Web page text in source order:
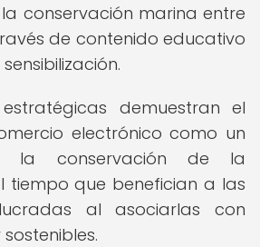
conservación marina entre
de contenido educativo
demuestran el
electrónico como un
la conservación de la
tiempo que benefician a las
al asociarlas con